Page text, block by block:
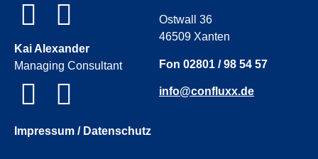
Kai Alexander
Managing Consultant
Ostwall 36
46509 Xanten
Fon 02801 / 98 54 57
info@confluxx.de
Impressum / Datenschutz